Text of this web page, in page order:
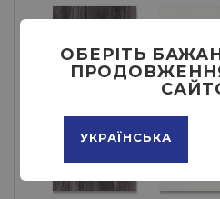
ОБЕРІТЬ
УКРАЇНСЬКА